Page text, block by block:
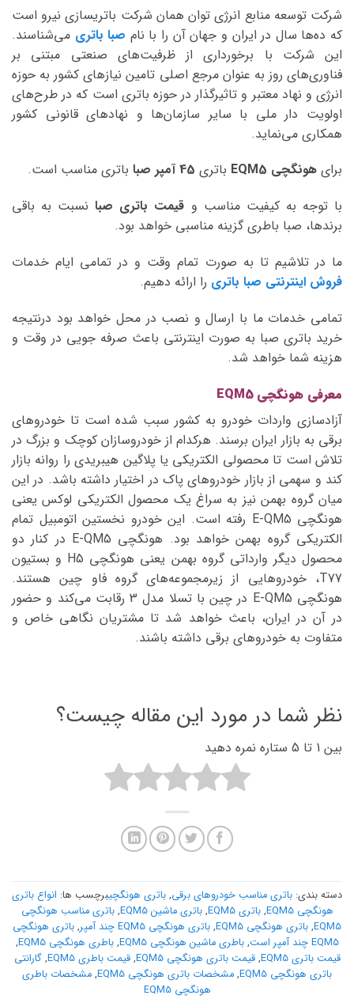
شرکت توسعه منابع انرژی توان همان شرکت باتریسازی نیرو است
که ده‌ها سال در ایران و جهان آن را با نام صبا باتری می‌شناسند.
این شرکت با برخورداری از ظرفیت‌های صنعتی مبتنی بر
فناوری‌های روز به عنوان مرجع اصلی تامین نیازهای کشور به حوزه
انرژی و نهاد معتبر و تاثیرگذار در حوزه باتری است که در طرح‌های
اولویت دار ملی با سایر سازمان‌ها و نهادهای قانونی کشور
همکاری می‌نماید.
برای هونگچی EQM5 باتری
باتری مناسب است.
با توجه به کیفیت مناسب و قیمت باتری صبانسبت به باقی
برندها، صبا باطری گزینه مناسبی خواهد بود.
ما در تلاشیم تا به صورت تمام وقت و در تمامی ایام خدمات
فروش اینترنتی صبا باتری را ارائه دهیم.
تمامی خدمات ما با ارسال و نصب در محل خواهد بود درنتیجه
خرید باتری صبا به صورت اینترنتی باعث صرفه جویی در وقت و
هزینه شما خواهد شد.
معرفی هونگچی EQM5
آزادسازی واردات خودرو به کشور سبب شده است تا خودروهای
برقی به بازار ایران برسند. هرکدام از خودروسازان کوچک و بزرگ در
تلاش است تا محصولی الکتریکی یا پلاگین هیبریدی را روانه بازار
کند و سهمی از بازار خودروهای پاک در اختیار داشته باشد. در این
میان گروه بهمن نیز به سراغ یک محصول الکتریکی لوکس یعنی
هونگچی E-QM5 رفته است. این خودرو نخستین اتومبیل تمام
الکتریکی گروه بهمن خواهد بود. هونگچی E-QM5 در کنار دو
محصول دیگر وارداتی گروه بهمن یعنی هونگچی H5 و بستیون
T77، خودروهایی از زیرمجموعه‌های گروه فاو چین هستند.
هونگچی E-QM5 در چین با تسلا مدل 3 رقابت می‌کند و حضور
در آن در ایران، باعث خواهد شد تا مشتریان نگاهی خاص و
متفاوت به خودروهای برقی داشته باشند.
نظر شما در مورد این مقاله چیست؟
بین 1 تا 5 ستاره نمره دهید
دسته بندی: باتری مناسب خودروهای برقی, باتری هونگچیبرچسب ها: انواع باتری
هونگچی EQM5
,باتری EQM5 ,باتری ماشین EQM5 ,باتری مناسب هونگچی
EQM5
, باتری هونگچی EQM5 , باتری هونگچی EQM5 چند آمپر , باتری هونگچی
EQM5 چند آمپر است
,باطری ماشین هونگچی EQM5 ,باطری هونگچی EQM5
,
قیمت باتری EQM5
,قیمت باتری هونگچی EQM5 ,قیمت باطری EQM5 ,گارانتی
باتری هونگچی EQM5
, مشخصات باتری هونگچی EQM5 , مشخصات باطری
هونگچی EQM5